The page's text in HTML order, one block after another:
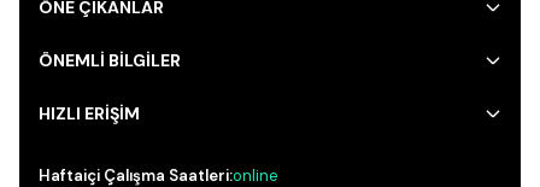
ÖNE ÇIKANLAR
ÖNEMLİ BİLGİLER
HIZLI ERİŞİM
Haftaiçi Çalışma Saatleri:online